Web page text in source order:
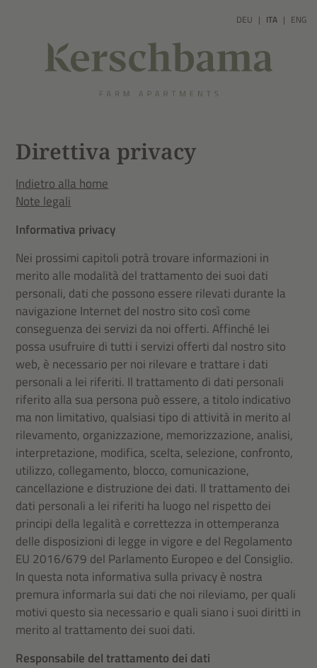
DEU ITA ENG
Direttiva privacy
Indietro alla home
Note legali
Informativa privacy
Nei prossimi capitoli potrà trovare informazioni in
merito alle modalità del trattamento dei suoi dati
personali, dati che possono essere rilevati durante la
navigazione Internet del nostro sito così come
conseguenza dei servizi da noi offerti. Affinché lei
possa usufruire di tutti i servizi offerti dal nostro sito
web, è necessario per noi rilevare e trattare i dati
personali a lei riferiti. Il trattamento di dati personali
riferito alla sua persona può essere, a titolo indicativo
ma non limitativo, qualsiasi tipo di attività in merito al
rilevamento, organizzazione, memorizzazione, analisi,
interpretazione, modifica, scelta, selezione, confronto,
utilizzo, collegamento, blocco, comunicazione,
cancellazione e distruzione dei dati. Il trattamento dei
dati personali a lei riferiti ha luogo nel rispetto dei
principi della legalità e correttezza in ottemperanza
delle disposizioni di legge in vigore e del Regolamento
EU 2016/679 del Parlamento Europeo e del Consiglio.
In questa nota informativa sulla privacy è nostra
premura informarla sui dati che noi rileviamo, per quali
motivi questo sia necessario e quali siano i suoi diritti in
merito al trattamento dei suoi dati.
Responsabile del trattamento dei dati